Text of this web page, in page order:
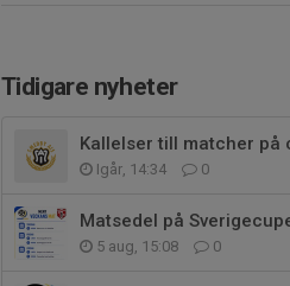
Tidigare nyheter
Kallelser till matcher på
Igår, 14:34 0
Matsedel på
5 aug, 15:08 0